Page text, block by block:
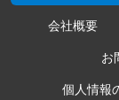
会社概要
お
個人情報